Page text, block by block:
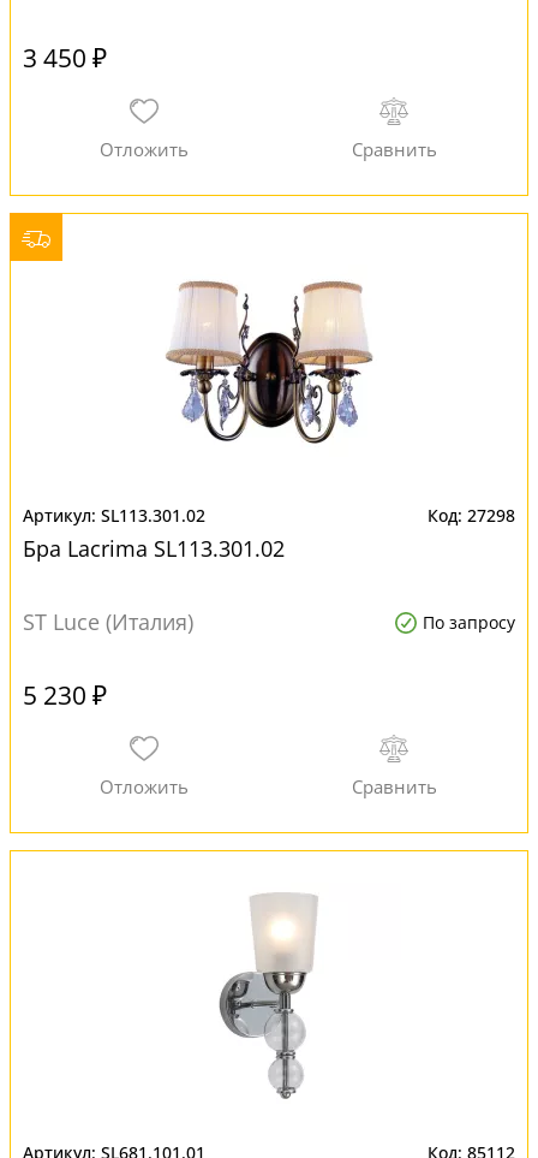
3 450 ₽
SL113.301.02 27298
Бра Lacrima SL113.301.02
ST Luce (Италия) По запросу
5 230 ₽
SL681.101.01 85112